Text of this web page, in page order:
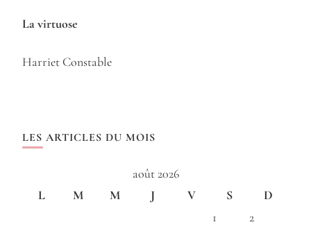
La virtuose
Harriet Constable
LES ARTICLES DU MOIS
août 2026
L
M M J V S
D
1
2